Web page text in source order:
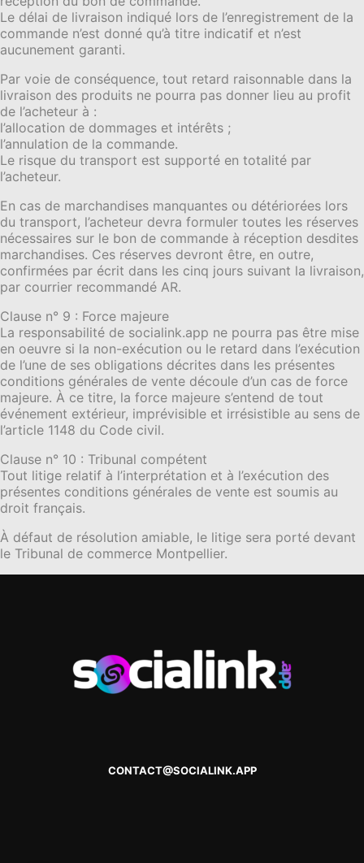
Le délai de livraison indiqué lors de l’enregistrement de la
commande n’est donné qu’à titre indicatif et n’est
aucunement garanti.
Par voie de conséquence, tout retard raisonnable dans la
livraison des produits ne pourra pas donner lieu au profit
de l’acheteur à :
l’allocation de dommages et intérêts ;
l’annulation de la commande.
Le risque du transport est supporté en totalité par
l’acheteur.
En cas de marchandises manquantes ou détériorées lors
du transport, l’acheteur devra formuler toutes les réserves
nécessaires sur le bon de commande à réception desdites
marchandises. Ces réserves devront être, en outre,
confirmées par écrit dans les cinq jours suivant la livraison,
par courrier recommandé AR.
Clause n° 9 : Force majeure
La responsabilité de socialink.app ne pourra pas être mise
en oeuvre si la non-exécution ou le retard dans l’exécution
de l’une de ses obligations décrites dans les présentes
conditions générales de vente découle d’un cas de force
majeure. À ce titre, la force majeure s’entend de tout
événement extérieur, imprévisible et irrésistible au sens de
l’article 1148 du Code civil.
Clause n° 10 : Tribunal compétent
Tout litige relatif à l’interprétation et à l’exécution des
présentes conditions générales de vente est soumis au
droit français.
À défaut de résolution amiable, le litige sera porté devant
le Tribunal de commerce Montpellier.
CONTACT@SOCIALINK.APP